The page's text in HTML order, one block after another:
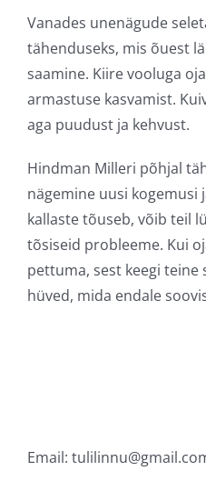
Vanades unenägude
tähenduseks, mis õuest
saamine. Kiire vooluga
armastuse kasvamist.
aga puudust ja kehvust.
Hindman Milleri põhjal
nägemine uusi kogemusi
kallaste tõuseb, võib teil
tõsiseid probleeme. Kui
pettuma, sest keegi teine
hüved, mida endale
Email: